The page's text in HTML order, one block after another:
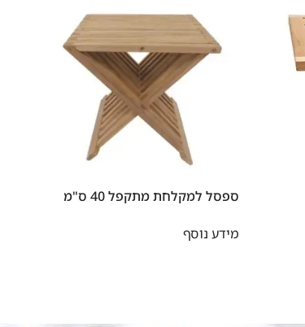
ספסל למקלחת מתקפל 40 ס"מ
מידע נוסף